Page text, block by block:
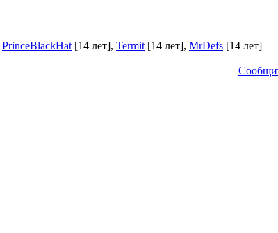
PrinceBlackHat [14 лет], Termit [14 лет], MrDefs [14 лет]